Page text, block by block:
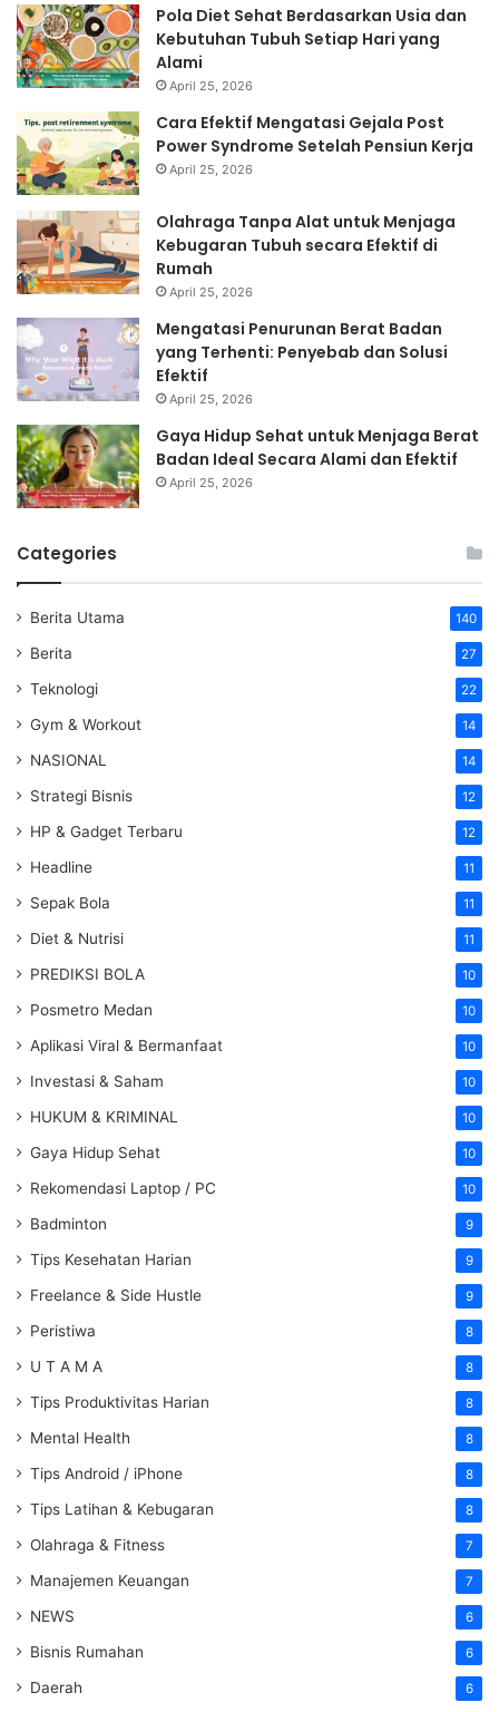
Pola Diet Sehat Berdasarkan Usia dan
Kebutuhan Tubuh Setiap Hari yang
Alami
April 25, 2026
Cara Efektif Mengatasi Gejala Post
Power Syndrome Setelah Pensiun Kerja
April 25, 2026
Olahraga Tanpa Alat untuk Menjaga
Kebugaran Tubuh secara Efektif di
Rumah
April 25, 2026
Mengatasi Penurunan Berat Badan
yang Terhenti: Penyebab dan Solusi
Efektif
April 25, 2026
Gaya Hidup Sehat untuk Menjaga Berat
Badan Ideal Secara Alami dan Efektif
April 25, 2026
Categories
Berita Utama 140
Berita 27
Teknologi 22
Gym & Workout 14
NASIONAL 14
Strategi Bisnis 12
HP & Gadget Terbaru 12
Headline 11
Sepak Bola 11
Diet & Nutrisi 11
PREDIKSI BOLA 10
Posmetro Medan 10
Aplikasi Viral & Bermanfaat 10
Investasi & Saham 10
HUKUM & KRIMINAL 10
Gaya Hidup Sehat 10
Rekomendasi Laptop / PC 10
Badminton 9
Tips Kesehatan Harian 9
Freelance & Side Hustle 9
Peristiwa 8
U T A M A 8
Tips Produktivitas Harian 8
Mental Health 8
Tips Android / iPhone 8
Tips Latihan & Kebugaran 8
Olahraga & Fitness 7
Manajemen Keuangan 7
NEWS 6
Bisnis Rumahan 6
Daerah 6